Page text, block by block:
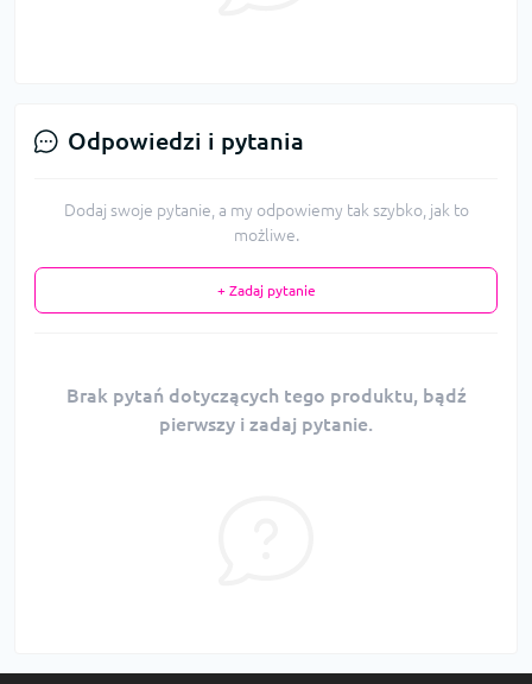
Odpowiedzi i pytania
Dodaj swoje pytanie, a my odpowiemy tak szybko, jak to
możliwe.
+ Zadaj pytanie
Brak pytań dotyczących tego produktu, bądź
pierwszy i zadaj pytanie.